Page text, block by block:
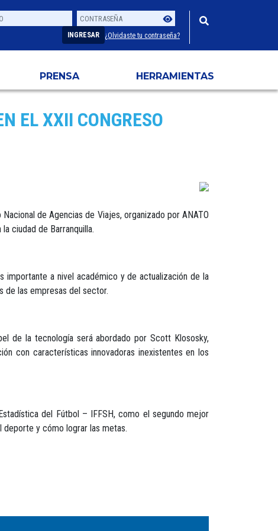
Usuario
Contraseña
INGRESAR ¿Olvidaste tu contraseña?
PRENSA HERRAMIENTAS
EL XXII CONGRESO
de Agencias de Viajes, organizado por ANATO
ciudad de Barranquilla.
importante a nivel académico y de actualización de la
de las empresas del sector.
de la tecnología será abordado por Scott Klososky,
con características innovadoras inexistentes en los
del Fútbol – IFFSH, como el segundo mejor
deporte y cómo lograr las metas.